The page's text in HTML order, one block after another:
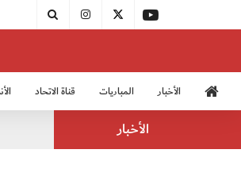
الأخبار المباريات قناة الاتحاد
الأخبار